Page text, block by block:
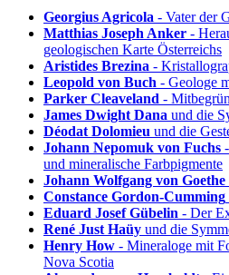
Georgius Agricola - Vater der
Matthias Joseph Anker -
geologischen Karte Österreichs
Aristides Brezina -
Leopold von Buch - Geologe
Parker Cleaveland -
James Dwight Dana und die
Déodat Dolomieu und die
Johann Nepomuk von Fuchs
und mineralische Farbpigmente
Johann Wolfgang von Goethe
Constance Gordon-Cumming
Eduard Josef Gübelin - Der
René Just Haüy und die
Henry How - Mineraloge mit
Nova Scotia